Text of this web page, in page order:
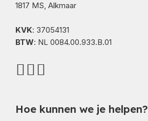
1817 MS, Alkmaar
KVK: 37054131
BTW: NL 0084.00.933.B.01
Hoe kunnen we je helpen?